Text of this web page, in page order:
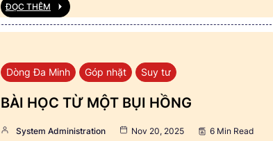
ĐỌC THÊM
Dòng Đa Minh Góp nhặt Suy tư
BÀI HỌC TỪ MỘT BỤI HỒNG
System Administration Nov 20, 2025 6 Min Read